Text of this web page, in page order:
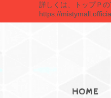
詳しくは、トップＰ
https://
HOME